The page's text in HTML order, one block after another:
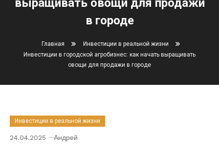
выращивать овощи для продажи
в городе
Главная
Инвестиции в реальной жизни
Инвестиции в городской агробизнес: как начать выращивать
овощи для продажи в городе
Инвестиции в реальной жизни
24.04.2025 Андрей